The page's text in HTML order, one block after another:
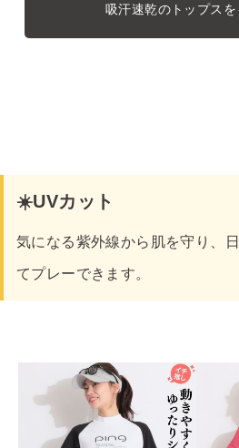
吸汗速乾のトップスを
☀️UVカット
気になる紫外線から肌を守り、
てプレーできます。